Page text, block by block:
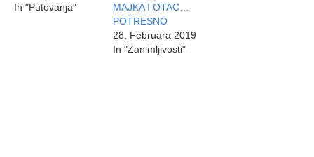
In "Putovanja"
MAJKA I OTAC…
POTRESNO
28. Februara 2019
In "Zanimljivosti"